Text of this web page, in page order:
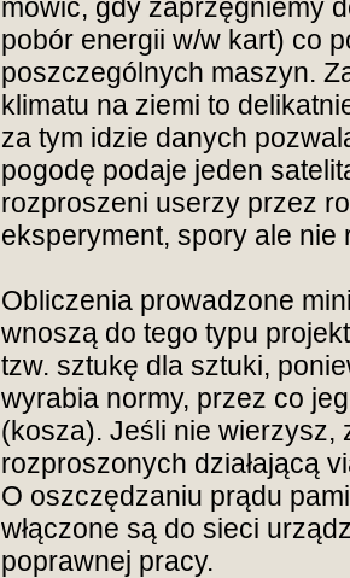
mówić, gdy zaprzęgniemy
pobór energii w/w kart) co
poszczególnych maszyn.
klimatu na ziemi to
za tym idzie danych
pogodę podaje jeden
rozproszeni userzy przez
eksperyment, spory ale nie
Obliczenia prowadzone
wnoszą do tego typu
tzw. sztukę dla sztuki,
wyrabia normy, przez co
(kosza). Jeśli nie wierzysz,
rozproszonych działającą
O oszczędzaniu prądu
włączone są do sieci
poprawnej pracy.